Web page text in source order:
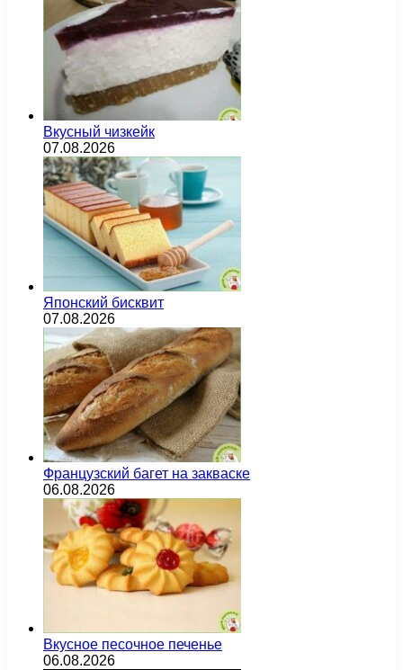
Вкусный чизкейк
07.08.2026
Японский бисквит
07.08.2026
Французский багет на закваске
06.08.2026
Вкусное песочное печенье
06.08.2026